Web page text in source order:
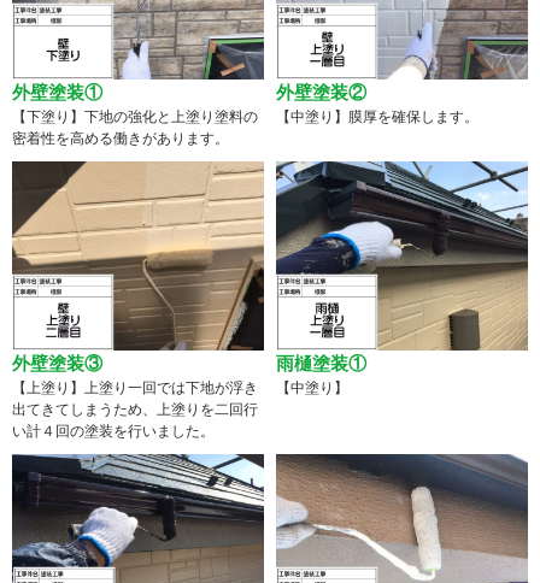
外壁塗装①
【下塗り】下地の強化と上塗り塗料の
密着性を高める働きがあります。
外壁塗装②
【中塗り】膜厚を確保します。
外壁塗装③
【上塗り】上塗り一回では下地が浮き
出てきてしまうため、上塗りを二回行
い計４回の塗装を行いました。
雨樋塗装①
【中塗り】